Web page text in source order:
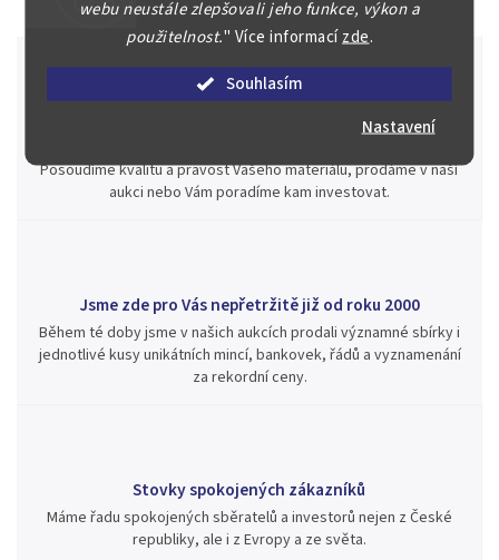
webu neustále zlepšovali jeho funkce, výkon a
použitelnost." Více informacízde.
Souhlasím
Nastavení
Špičkové služby za nejlepší ceny
Posoudíme kvalitu a pravost Vašeho materiálu, prodáme v naší
aukci nebo Vám poradíme kam investovat.
Jsme zde pro Vás nepřetržitě již od roku 2000
Během té doby jsme v našich aukcích prodali významné sbírky i
jednotlivé kusy unikátních mincí, bankovek, řádů a vyznamenání
za rekordní ceny.
Stovky spokojených zákazníků
Máme řadu spokojených sběratelů a investorů nejen z České
republiky, ale i z Evropy a ze světa.